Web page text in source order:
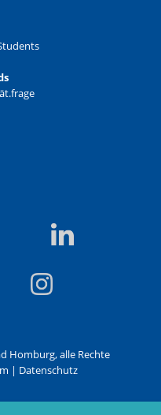
Homburg, alle Rechte
| Datenschutz